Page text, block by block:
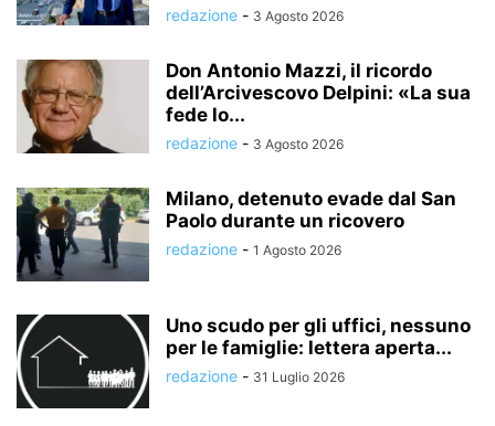
redazione - 3 Agosto 2026
Don Antonio Mazzi, il ricordo
dell’Arcivescovo Delpini: «La sua
fede lo...
redazione - 3 Agosto 2026
Milano, detenuto evade dal San
Paolo durante un ricovero
redazione - 1 Agosto 2026
Uno scudo per gli uffici, nessuno
per le famiglie: lettera aperta...
redazione - 31 Luglio 2026